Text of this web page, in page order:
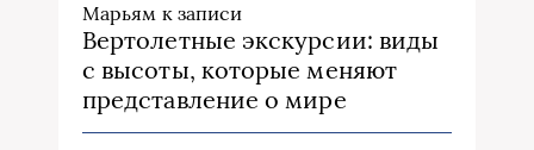
Марьям к записи
Вертолетные экскурсии: виды
с высоты, которые меняют
представление о мире